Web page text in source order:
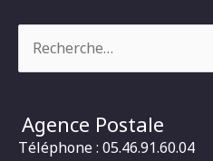
Agence Postale
Téléphone : 05.46.91.60.04